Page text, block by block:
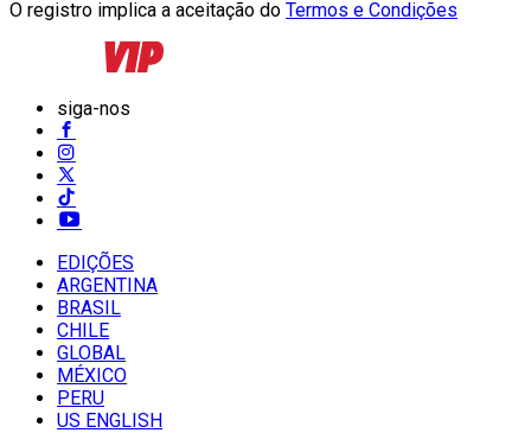
O registro implica a aceitação do Termos e Condições
siga-nos
EDIÇÕES
ARGENTINA
BRASIL
CHILE
GLOBAL
MÉXICO
PERU
US ENGLISH